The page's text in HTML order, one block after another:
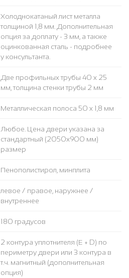
Холоднокатаный лист металла
толщиной 1,8 мм. Дополнительная
опция за доплату - 3 мм, а также
оцинкованная сталь - подробнее
у консультанта.
Две профильных трубы 40 х 25
мм, толщина стенки трубы 2 мм
Металлическая полоса 50 х 1,8 мм
Любое. Цена двери указана за
стандартный (2050x900 мм)
размер
Пенополистирол, минплита
левое / правое, наружнее /
внутреннее
180 градусов
2 контура уплотнителя (Е + D) по
периметру двери или 3 контура в
т.ч. магнитный (дополнительная
опция)